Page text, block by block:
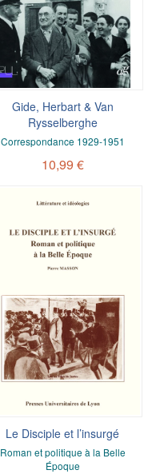
Gide, Herbart & Van
Rysselberghe
Correspondance 1929-1951
10,99 €
Le Disciple et l’insurgé
Roman et politique à la Belle
Époque